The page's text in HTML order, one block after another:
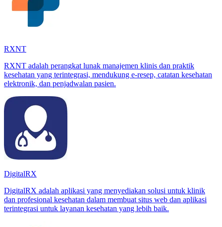
RXNT
RXNT adalah perangkat lunak manajemen klinis dan praktik
kesehatan yang terintegrasi, mendukung e-resep, catatan kesehatan
elektronik, dan penjadwalan pasien.
DigitalRX
DigitalRX adalah aplikasi yang menyediakan solusi untuk klinik
dan profesional kesehatan dalam membuat situs web dan aplikasi
terintegrasi untuk layanan kesehatan yang lebih baik.